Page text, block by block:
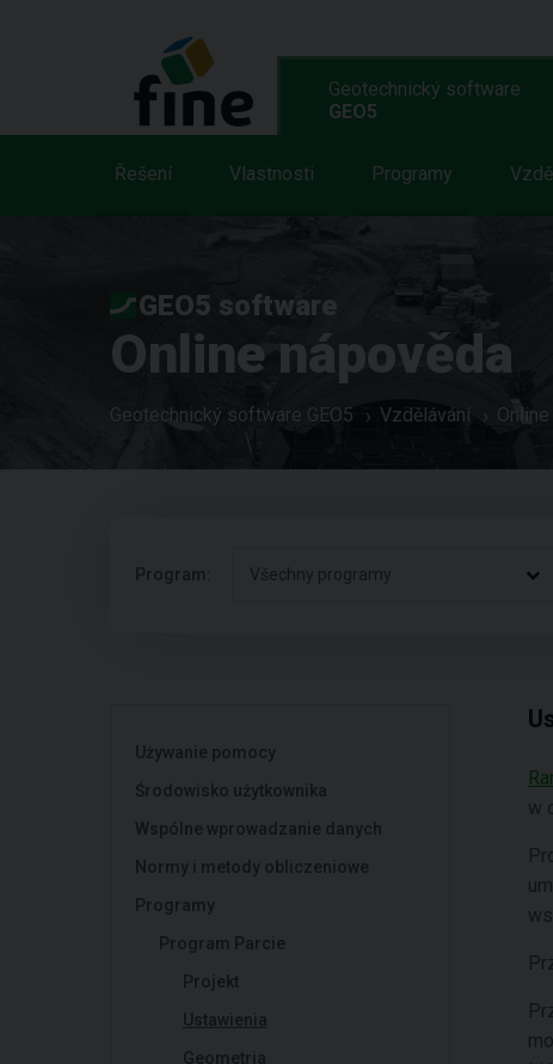
Geotechnický software
GEO5
Řešení Vlastnosti Programy
GEO5 software
Online nápověda
Geotechnický software GEO5 Vzdělávání Online
Program: Všechny programy
Używanie pomocy
Środowisko użytkownika
Wspólne wprowadzanie danych
Normy i metody obliczeniowe
Programy
Program Parcie
Projekt
Ustawienia
Geometria
w